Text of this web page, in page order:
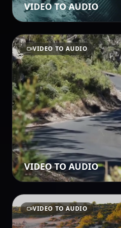
VIDEO TO AUDIO
VIDEO TO AUDIO
VIDEO TO AUDIO
VIDEO TO AUDIO